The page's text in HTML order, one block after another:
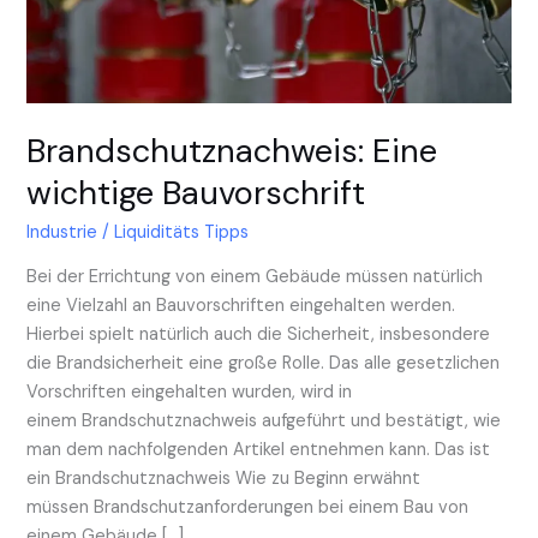
Brandschutznachweis: Eine
wichtige Bauvorschrift
Industrie /Liquiditäts Tipps
Bei der Errichtung von einem Gebäude müssen natürlich
eine Vielzahl an Bauvorschriften eingehalten werden.
Hierbei spielt natürlich auch die Sicherheit, insbesondere
die Brandsicherheit eine große Rolle. Das alle gesetzlichen
Vorschriften eingehalten wurden, wird in
einem Brandschutznachweis aufgeführt und bestätigt, wie
man dem nachfolgenden Artikel entnehmen kann. Das ist
ein Brandschutznachweis Wie zu Beginn erwähnt
müssen Brandschutzanforderungen bei einem Bau von